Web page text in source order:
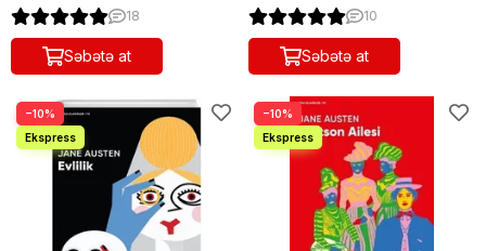
18
Səbətə at
10
Səbətə at
−10% −10%